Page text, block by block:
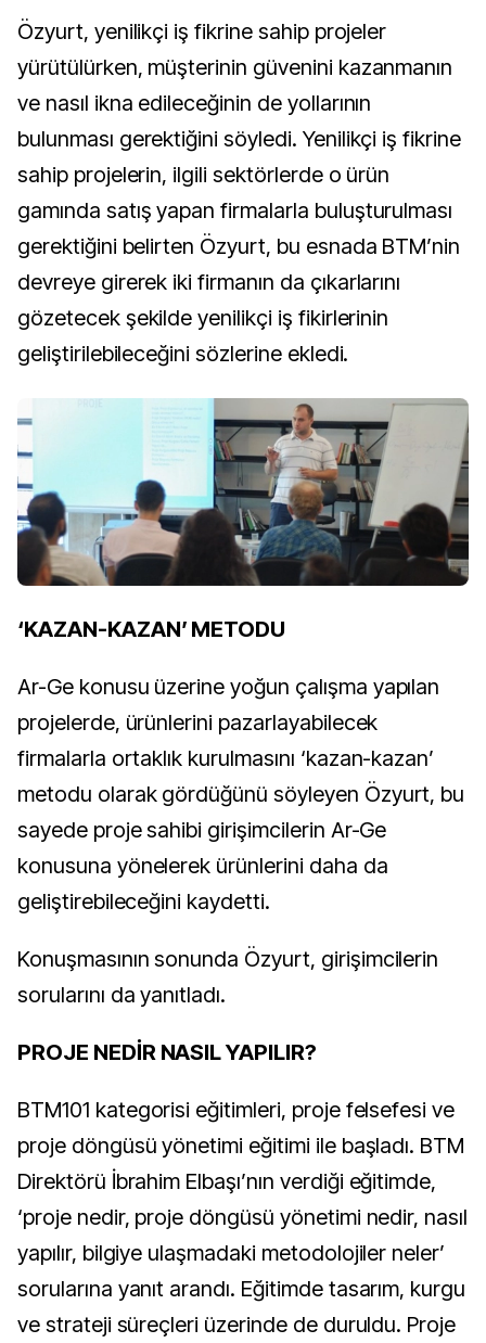
Özyurt, yenilikçi iş fikrine sahip projeler
yürütülürken, müşterinin güvenini kazanmanın
ve nasıl ikna edileceğinin de yollarının
bulunması gerektiğini söyledi. Yenilikçi iş fikrine
sahip projelerin, ilgili sektörlerde o ürün
gamında satış yapan firmalarla buluşturulması
gerektiğini belirten Özyurt, bu esnada BTM’nin
devreye girerek iki firmanın da çıkarlarını
gözetecek şekilde yenilikçi iş fikirlerinin
geliştirilebileceğini sözlerine ekledi.
‘KAZAN-KAZAN’ METODU
Ar-Ge konusu üzerine yoğun çalışma yapılan
projelerde, ürünlerini pazarlayabilecek
firmalarla ortaklık kurulmasını ‘kazan-kazan’
metodu olarak gördüğünü söyleyen Özyurt, bu
sayede proje sahibi girişimcilerin Ar-Ge
konusuna yönelerek ürünlerini daha da
geliştirebileceğini kaydetti.
Konuşmasının sonunda Özyurt, girişimcilerin
sorularını da yanıtladı.
PROJE NEDİR NASIL YAPILIR?
BTM101 kategorisi eğitimleri, proje felsefesi ve
proje döngüsü yönetimi eğitimi ile başladı. BTM
Direktörü İbrahim Elbaşı’nın verdiği eğitimde,
‘proje nedir, proje döngüsü yönetimi nedir, nasıl
yapılır, bilgiye ulaşmadaki metodolojiler neler’
sorularına yanıt arandı. Eğitimde tasarım, kurgu
ve strateji süreçleri üzerinde de duruldu. Proje